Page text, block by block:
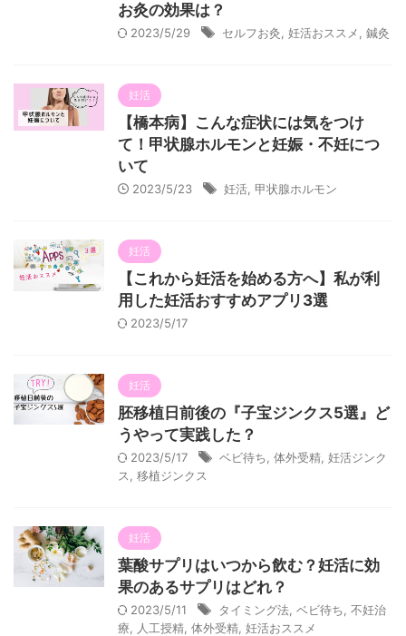
お灸の効果は？
2023/5/29 セルフお灸 妊活おススメ 鍼灸
妊活
【橋本病】こんな症状には気をつけ
て！甲状腺ホルモンと妊娠・不妊につ
いて
2023/5/23 妊活 甲状腺ホルモン
妊活
【これから妊活を始める方へ】私が利
用した妊活おすすめアプリ3選
2023/5/17
妊活
胚移植日前後の『子宝ジンクス5選』ど
うやって実践した？
2023/5/17 ベビ待ち 体外受精 妊活ジンク
ス
移植ジンクス
妊活
葉酸サプリはいつから飲む？妊活に効
果のあるサプリはどれ？
2023/5/11 タイミング法 ベビ待ち 不妊治
療
人工授精 体外受精 妊活おススメ